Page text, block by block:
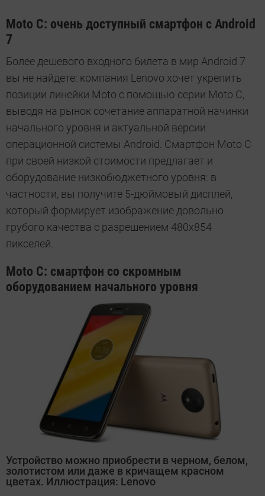
Moto C: очень доступный смартфон с Android
7
Более дешевого входного билета в мир Android 7
вы не найдете: компания Lenovo хочет укрепить
позиции линейки Moto с помощью серии Moto С,
выводя на рынок сочетание аппаратной начинки
начального уровня и актуальной версии
операционной системы Android. Смартфон Moto C
при своей низкой стоимости предлагает и
оборудование низкобюджетного уровня: в
частности, вы получите 5-дюймовый дисплей,
который формирует изображение довольно
грубого качества с разрешением 480х854
пикселей.
Moto С: смартфон со скромным
оборудованием начального уровня
Устройство можно приобрести в черном, белом,
золотистом или даже в кричащем красном
цветах. Иллюстрация: Lenovo